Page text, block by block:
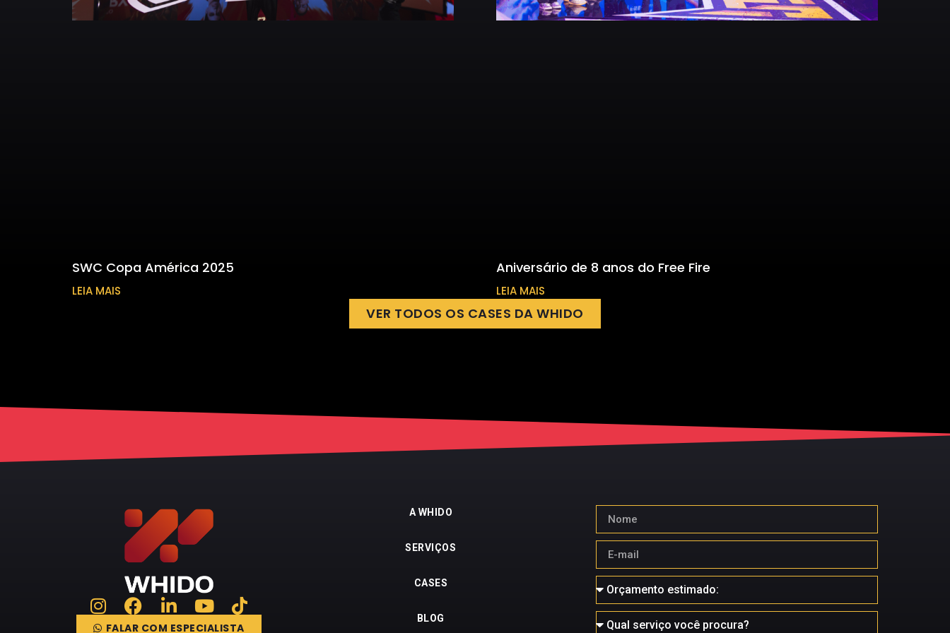
SWC Copa América 2025
LEIA MAIS
Aniversário de 8 anos do Free Fire
LEIA MAIS
VER TODOS OS CASES DA WHIDO
FALAR COM ESPECIALISTA
A WHIDO
SERVIÇOS
CASES
BLOG